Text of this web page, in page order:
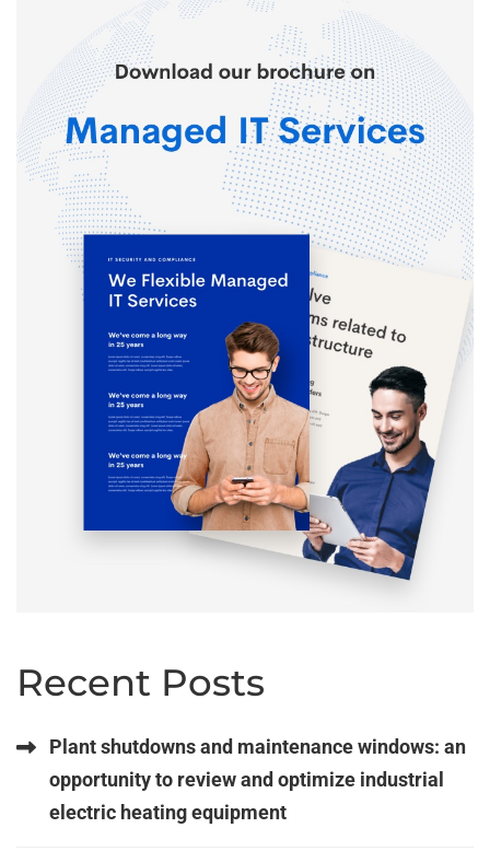
Recent Posts
Plant shutdowns and maintenance windows: an
opportunity to review and optimize industrial
electric heating equipment